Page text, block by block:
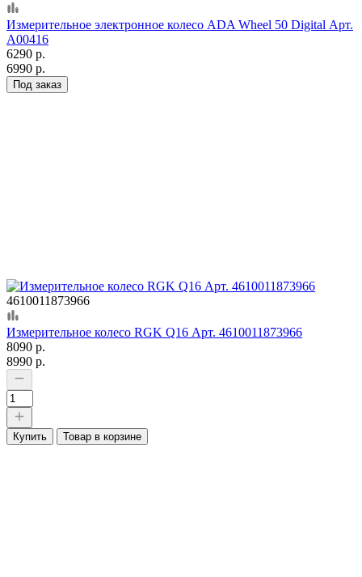
Измерительное электронное колесо ADA Wheel 50 Digital Арт.
А00416
6290 р.
6990 р.
Под заказ
4610011873966
Измерительное колесо RGK Q16 Арт. 4610011873966
8090 р.
8990 р.
Купить Товар в корзине